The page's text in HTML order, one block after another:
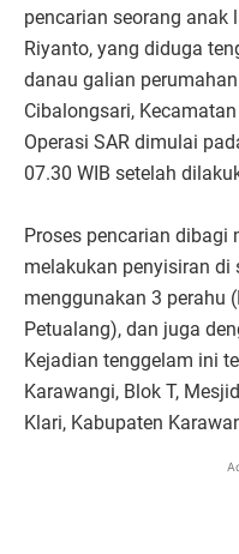
pencarian seorang anak
Riyanto, yang diduga
danau galian
Cibalongsari,
Operasi SAR dimulai
07.30 WIB setelah
Proses pencarian dibagi
melakukan penyisiran di
menggunakan 3 perahu
Petualang), dan juga
Kejadian tenggelam ini
Karawangi, Blok T,
Klari, Kabupaten